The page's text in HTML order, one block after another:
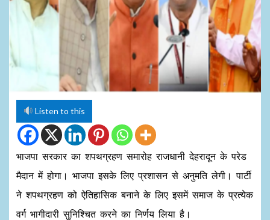
Listen to this
भाजपा सरकार का शपथग्रहण समारोह राजधानी देहरादून के परेड
मैदान में होगा। भाजपा इसके लिए प्रशासन से अनुमति लेगी। पार्टी
ने शपथग्रहण को ऐतिहासिक बनाने के लिए इसमें समाज के प्रत्येक
वर्ग भागीदारी सुनिश्चित करने का निर्णय लिया है।